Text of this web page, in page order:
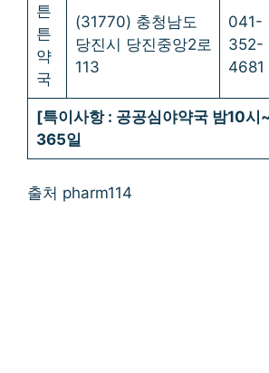
튼
튼
약
국
(31770) 충청남도
당진시 당진중앙2로
113
041-
352-
4681
[특이사항 : 공공심야약국 밤10시
365일
출처 pharm114